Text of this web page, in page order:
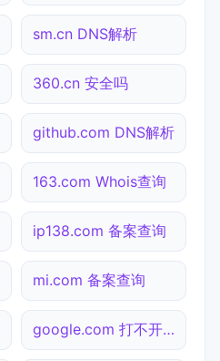
sm.cn DNS解析
360.cn 安全吗
github.com DNS解析
163.com Whois查询
ip138.com 备案查询
mi.com 备案查询
google.com 打不开检测